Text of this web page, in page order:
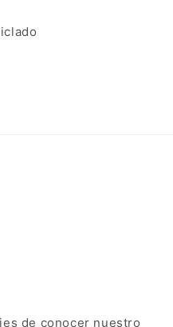
de conocer nuestro